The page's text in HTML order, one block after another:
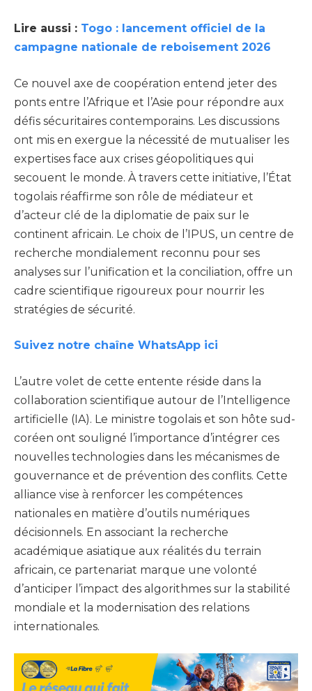
Lire aussi : Togo : lancement officiel de la
campagne nationale de reboisement 2026
Ce nouvel axe de coopération entend jeter des
ponts entre l’Afrique et l’Asie pour répondre aux
défis sécuritaires contemporains. Les discussions
ont mis en exergue la nécessité de mutualiser les
expertises face aux crises géopolitiques qui
secouent le monde. À travers cette initiative, l’État
togolais réaffirme son rôle de médiateur et
d’acteur clé de la diplomatie de paix sur le
continent africain. Le choix de l’IPUS, un centre de
recherche mondialement reconnu pour ses
analyses sur l’unification et la conciliation, offre un
cadre scientifique rigoureux pour nourrir les
stratégies de sécurité.
Suivez notre chaîne WhatsApp ici
L’autre volet de cette entente réside dans la
collaboration scientifique autour de l’Intelligence
artificielle (IA). Le ministre togolais et son hôte sud-
coréen ont souligné l’importance d’intégrer ces
nouvelles technologies dans les mécanismes de
gouvernance et de prévention des conflits. Cette
alliance vise à renforcer les compétences
nationales en matière d’outils numériques
décisionnels. En associant la recherche
académique asiatique aux réalités du terrain
africain, ce partenariat marque une volonté
d’anticiper l’impact des algorithmes sur la stabilité
mondiale et la modernisation des relations
internationales.